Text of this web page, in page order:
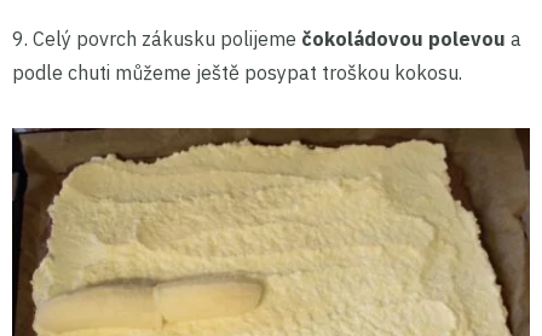
9. Celý povrch zákusku polijeme čokoládovou polevou a
podle chuti můžeme ještě posypat troškou kokosu.